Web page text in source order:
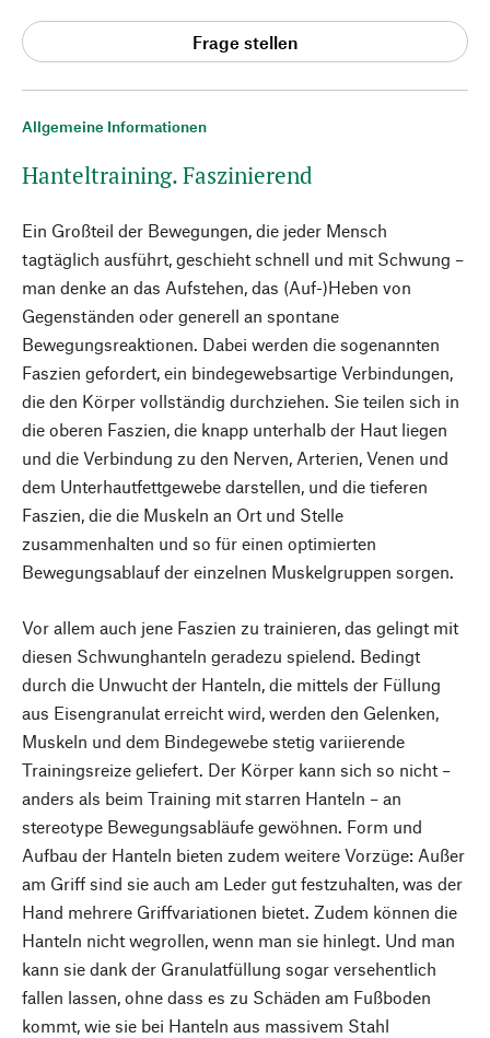
Allgemeine Informationen
Hanteltraining. Faszinierend
Ein Großteil der Bewegungen, die jeder Mensch
tagtäglich ausführt, geschieht schnell und mit Schwung –
man denke an das Aufstehen, das (Auf-)Heben von
Gegenständen oder generell an spontane
Bewegungsreaktionen. Dabei werden die sogenannten
Faszien gefordert, ein bindegewebsartige Verbindungen,
die den Körper vollständig durchziehen. Sie teilen sich in
die oberen Faszien, die knapp unterhalb der Haut liegen
und die Verbindung zu den Nerven, Arterien, Venen und
dem Unterhautfettgewebe darstellen, und die tieferen
Faszien, die die Muskeln an Ort und Stelle
zusammenhalten und so für einen optimierten
Bewegungsablauf der einzelnen Muskelgruppen sorgen.
Vor allem auch jene Faszien zu trainieren, das gelingt mit
diesen Schwunghanteln geradezu spielend. Bedingt
durch die Unwucht der Hanteln, die mittels der Füllung
aus Eisengranulat erreicht wird, werden den Gelenken,
Muskeln und dem Bindegewebe stetig variierende
Trainingsreize geliefert. Der Körper kann sich so nicht –
anders als beim Training mit starren Hanteln – an
stereotype Bewegungsabläufe gewöhnen. Form und
Aufbau der Hanteln bieten zudem weitere Vorzüge: Außer
am Griff sind sie auch am Leder gut festzuhalten, was der
Hand mehrere Griffvariationen bietet. Zudem können die
Hanteln nicht wegrollen, wenn man sie hinlegt. Und man
kann sie dank der Granulatfüllung sogar versehentlich
fallen lassen, ohne dass es zu Schäden am Fußboden
kommt, wie sie bei Hanteln aus massivem Stahl
Frage stellen